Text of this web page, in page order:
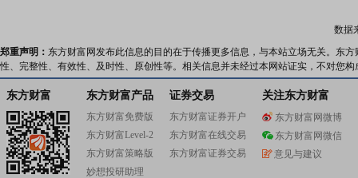
数据
郑重声明： 东方财富网发布此信息的目的在于传播更多信息，与本站立场无关。东
性、完整性、有效性、及时性、原创性等。相关信息并未经过本网站证实，不对您
东方财富 东方财富产品
东方财富免费版
东方财富Level-2
东方财富策略版
妙想投研助理
证券交易
东方财富证券开户
东方财富在线交易
东方财富证券交易
关注东方财富
东方财富网微博
东方财富网微信
意见与建议